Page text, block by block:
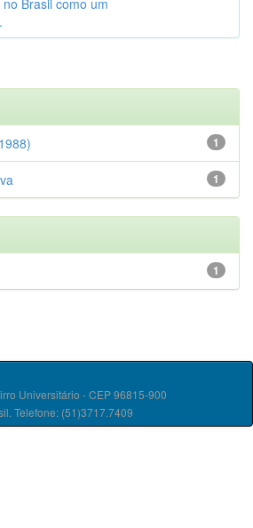
Brasil como um
1
1
1
Universitário - CEP 96815-900
Telefone: (51)3717.7409